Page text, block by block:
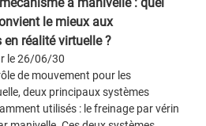
le mieux aux
réalité virtuelle ?
le 26/06/30
de mouvement pour les
deux principaux systèmes
utilisés : le freinage par vérin